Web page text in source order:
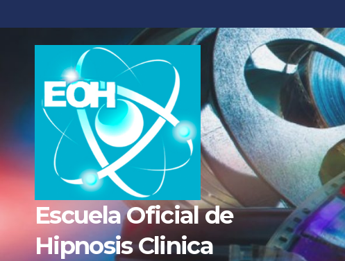
Escuela Oficial de
Hipnosis Clinica